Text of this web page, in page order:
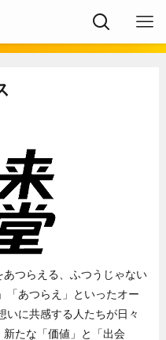
あつらえる、ふつうじゃない
「あつらえ」といったオー
いに共感する人たちが日々
新たな「価値」と「出会